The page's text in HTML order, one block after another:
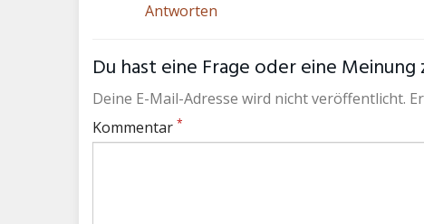
Antworten
Du hast eine Frage oder eine
Deine E-Mail-Adresse wird nicht veröffentlicht.
Kommentar *